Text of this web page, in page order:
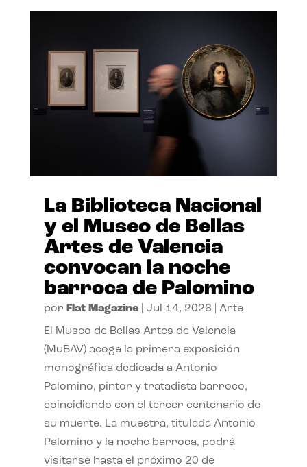
La Biblioteca Nacional
y el Museo de Bellas
Artes de Valencia
convocan la noche
barroca de Palomino
por Flat Magazine| Jul 14, 2026 Arte
El Museo de Bellas Artes de Valencia
(MuBAV) acoge la primera exposición
monográfica dedicada a Antonio
Palomino, pintor y tratadista barroco,
coincidiendo con el tercer centenario de
su muerte. La muestra, titulada Antonio
Palomino y la noche barroca, podrá
visitarse hasta el próximo 20 de